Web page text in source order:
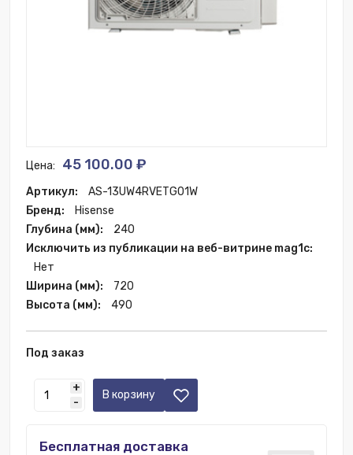
Цена: 45 100.00 ₽
Артикул:
AS-13UW4RVETG01W
Бренд:
Hisense
Глубина (мм):
240
Исключить из публикации на веб-витрине mag1c:
Нет
Ширина (мм):
720
Высота (мм):
490
Под заказ
+
-
В корзину
Бесплатная доставка